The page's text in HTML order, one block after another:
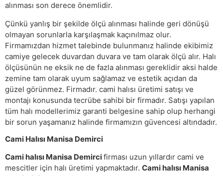
alınması son derece önemlidir.
Çünkü yanlış bir şekilde ölçü alınması halinde geri dönüşü
olmayan sorunlarla karşılaşmak kaçınılmaz olur.
Firmamızdan hizmet talebinde bulunmanız halinde ekibimiz
camiye gelecek duvardan duvara ve tam olarak ölçü alır. Halı
ölçüsünün ne eksik ne de fazla alınması gereklidir aksi halde
zemine tam olarak uyum sağlamaz ve estetik açıdan da
güzel görünmez. Firmadır. cami halısı üretimi satışı ve
montajı konusunda tecrübe sahibi bir firmadır. Satışı yapılan
tüm halı modellerimiz garanti belgesine sahip olup herhangi
bir sorun yaşamanız halinde firmamızın güvencesi altındadır.
Cami Halısı Manisa Demirci
Cami halısı Manisa Demircifirması uzun yıllardır cami ve
mescitler için halı üretimi yapmaktadır. Cami halısı Manisa